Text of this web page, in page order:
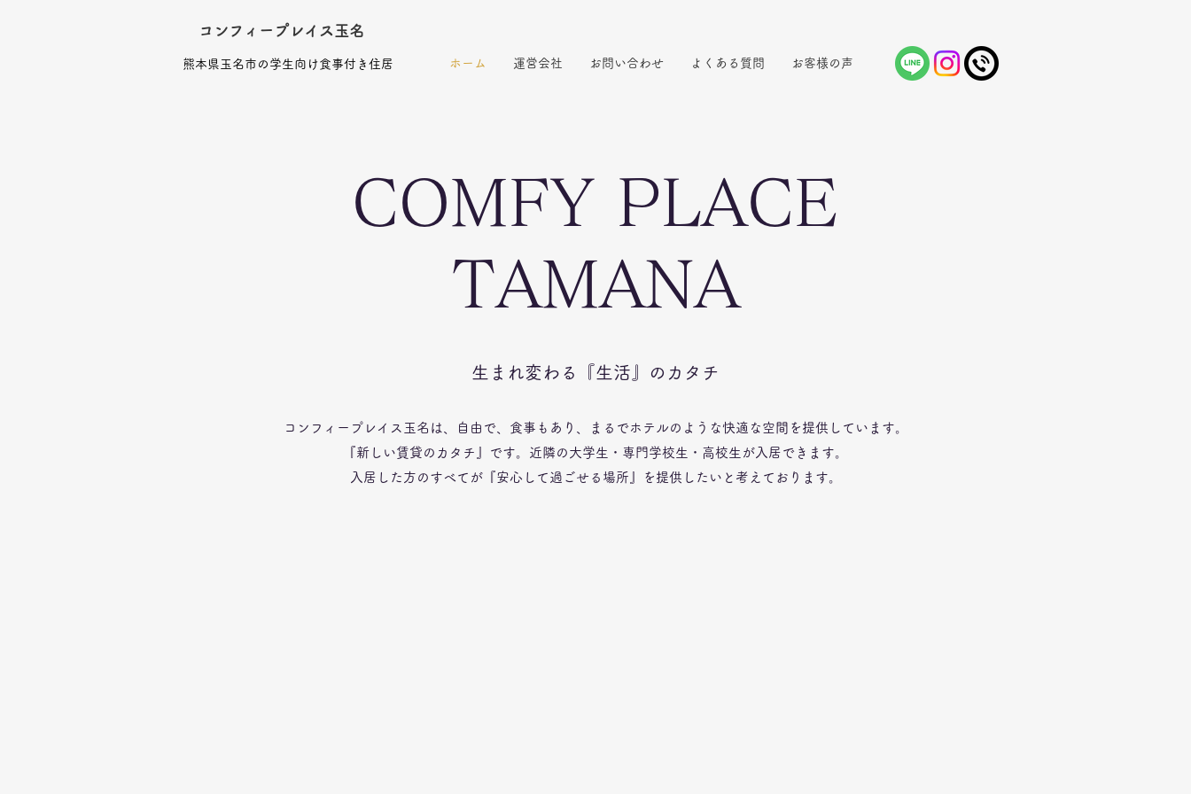
コンフィープレイス玉名
熊本県玉名市の学生向け食事付き住居 ホーム 運営会社 お問い合わせ よくある質問 お客様の声
COMFY PLACE
TAMANA
生まれ変わる『生活』のカタチ
コンフィープレイス玉名は、自由で、食事もあり、まるでホテルのような快適な空間を提供しています。
『新しい賃貸のカタチ』です。近隣の大学生・専門学校生・高校生 が入居できます。
入居した方のすべてが『安心して過ごせる場所』を提供したいと考えております。